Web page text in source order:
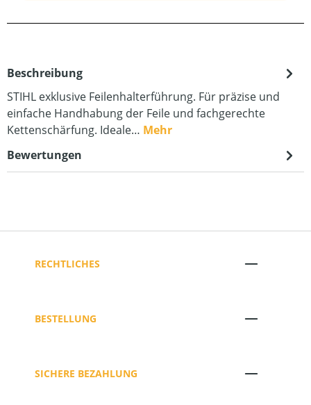
Beschreibung
STIHL exklusive Feilenhalterführung. Für präzise und
einfache Handhabung der Feile und fachgerechte
Kettenschärfung. Ideale… Mehr
Bewertungen
RECHTLICHES
BESTELLUNG
SICHERE BEZAHLUNG